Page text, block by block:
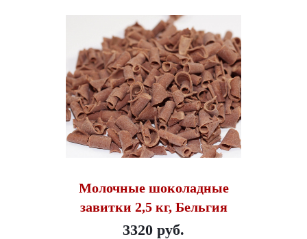
Молочные шоколадные
завитки 2,5 кг, Бельгия
3320 руб.